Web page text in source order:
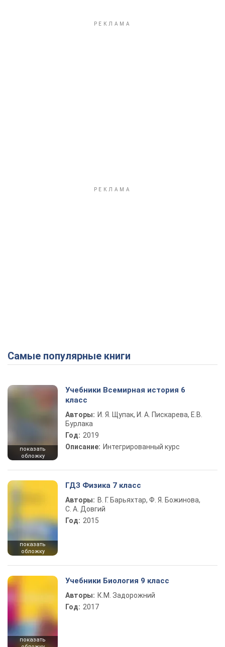
Самые популярные книги
показать
обложку
Учебники Всемирная история 6
класс
Авторы: И. Я. Щупак, И. А. Пискарева, Е.В.
Бурлака
Год: 2019
Описание: Интегрированный курс
показать
обложку
ГДЗ Физика 7 класс
Авторы: В. Г. Барьяхтар, Ф. Я. Божинова,
С. А. Довгий
Год: 2015
показать
Учебники Биология 9 класс
Авторы: К.М. Задорожний
Год: 2017